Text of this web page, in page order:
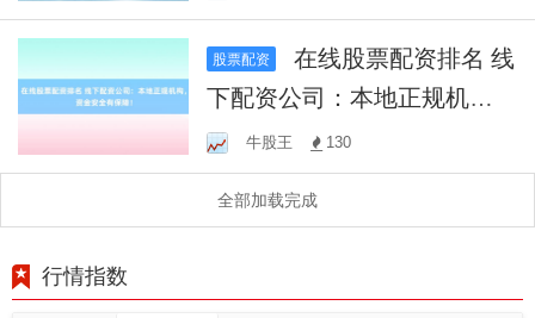
股票配资
在线股票配资排名 线
下配资公司：本地正规机
构，资金安全有保障！
牛股王 130
全部加载完成
行情指数